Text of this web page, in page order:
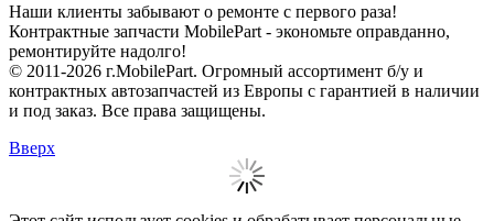
Наши клиенты забывают о ремонте с первого раза!
Контрактные запчасти MobilePart - экономьте оправданно,
ремонтируйте надолго!
© 2011-2026 г.MobilePart. Огромный ассортимент б/у и
контрактных автозапчастей из Европы с гарантией в наличии
и под заказ. Все права защищены.
Вверх